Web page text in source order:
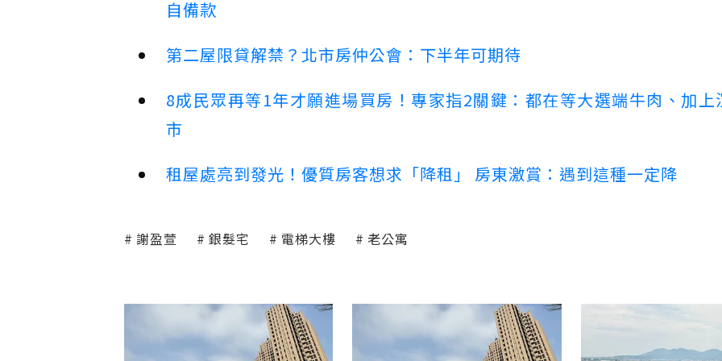
自備款
第二屋限貸解禁？北市房仲公會：下半年可期待
8成民眾再等1年才願進場買房！專家指2關鍵：都在等大選端牛肉、加上
市
租屋處亮到發光！優質房客想求「降租」 房東激賞：遇到這種一定降
謝盈萱 銀髮宅 電梯大樓 老公寓